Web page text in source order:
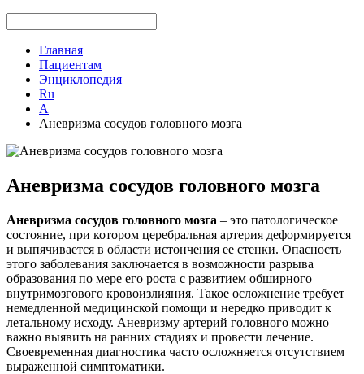
Главная
Пациентам
Энциклопедия
Ru
А
Аневризма сосудов головного мозга
Аневризма сосудов головного мозга
Аневризма сосудов головного мозга – это патологическое
состояние, при котором церебральная артерия деформируется
и выпячивается в области истончения ее стенки. Опасность
этого заболевания заключается в возможности разрыва
образования по мере его роста с развитием обширного
внутримозгового кровоизлияния. Такое осложнение требует
немедленной медицинской помощи и нередко приводит к
летальному исходу. Аневризму артерий головного можно
важно выявить на ранних стадиях и провести лечение.
Своевременная диагностика часто осложняется отсутствием
выраженной симптоматики.